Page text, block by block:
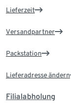
Lieferzeit
Versandpartner
Packstation
Lieferadresse ändern
Filialabholung